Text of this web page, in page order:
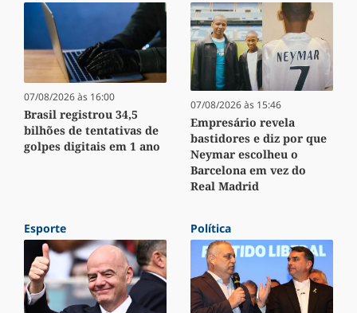
07/08/2026 às 16:00
Brasil registrou 34,5
bilhões de tentativas de
golpes digitais em 1 ano
07/08/2026 às 15:46
Empresário revela
bastidores e diz por que
Neymar escolheu o
Barcelona em vez do
Real Madrid
Esporte Política